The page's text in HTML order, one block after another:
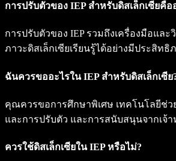
การปรับตัวของ IEP สำหรับดิสเล็กเซียคือ
การปรับตัวของ IEP รวมถึงเครื่องมือแล
ภาวะดิสเล็กเซียเรียนรู้ได้อย่างมีประสิท
ฉันควรขออะไรใน IEP สำหรับดิสเล็กเซีย
คุณควรขอการศึกษาพิเศษ เทคโนโลยีช่ว
และการปรับตัว และการสนับสนุนจากเจ้า
ควรใช้ดิสเล็กเซียใน IEP หรือไม่?